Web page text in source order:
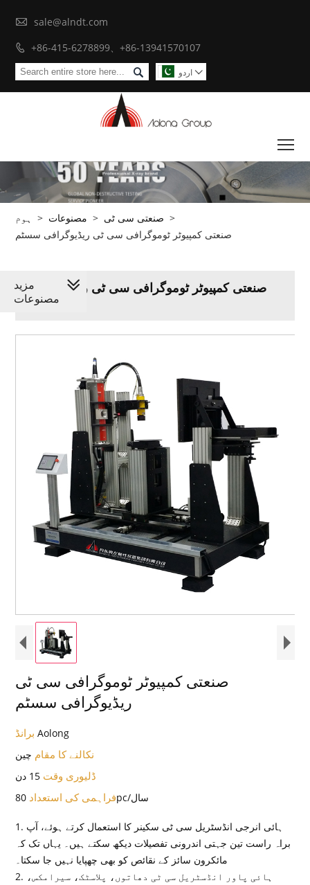
 sale@alndt.com
 +86-415-6278899、+86-13941570107
 اردو 
ہوم > مصنوعات > صنعتی سی ٹی >
صنعتی کمپیوٹر ٹوموگرافی سی ٹی ریڈیوگرافی سسٹم
صنعتی کمپیوٹر ٹوموگرافی سی ٹی ریڈیوگرافی
سسٹم
صنعتی کمپیوٹر ٹوموگرافی سی ٹی
ریڈیوگرافی سسٹم
برانڈAolong
نکالنے کا مقام چین
ڈلیوری وقت 15 دن
فراہمی کی استعداد 80pc/سال
1. ہائی انرجی انڈسٹریل سی ٹی سکینر کا استعمال کرتے ہوئے، آپ
براہ راست تین جہتی اندرونی تفصیلات دیکھ سکتے ہیں۔ یہاں تک کہ
مائکرون سائز کے نقائص کو بھی چھپایا نہیں جا سکتا۔
2. ہائی پاور انڈسٹریل سی ٹی دھاتوں، پلاسٹک، سیرامکس،
مزید
مصنوعات